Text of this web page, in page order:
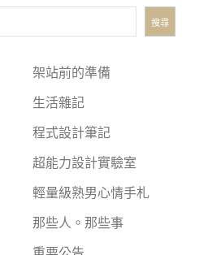
搜尋
架站前的準備
生活雜記
程式設計筆記
超能力設計實驗室
輕量級熟男心情手札
那些人。那些事